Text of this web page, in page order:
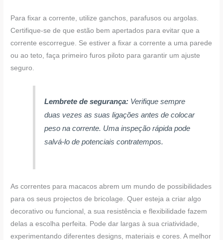
Para fixar a corrente, utilize ganchos, parafusos ou argolas.
Certifique-se de que estão bem apertados para evitar que a
corrente escorregue. Se estiver a fixar a corrente a uma parede
ou ao teto, faça primeiro furos piloto para garantir um ajuste
seguro.
Lembrete de segurança: Verifique sempre
duas vezes as suas ligações antes de colocar
peso na corrente. Uma inspeção rápida pode
salvá-lo de potenciais contratempos.
As correntes para macacos abrem um mundo de possibilidades
para os seus projectos de bricolage. Quer esteja a criar algo
decorativo ou funcional, a sua resistência e flexibilidade fazem
delas a escolha perfeita. Pode dar largas à sua criatividade,
experimentando diferentes designs, materiais e cores. A melhor